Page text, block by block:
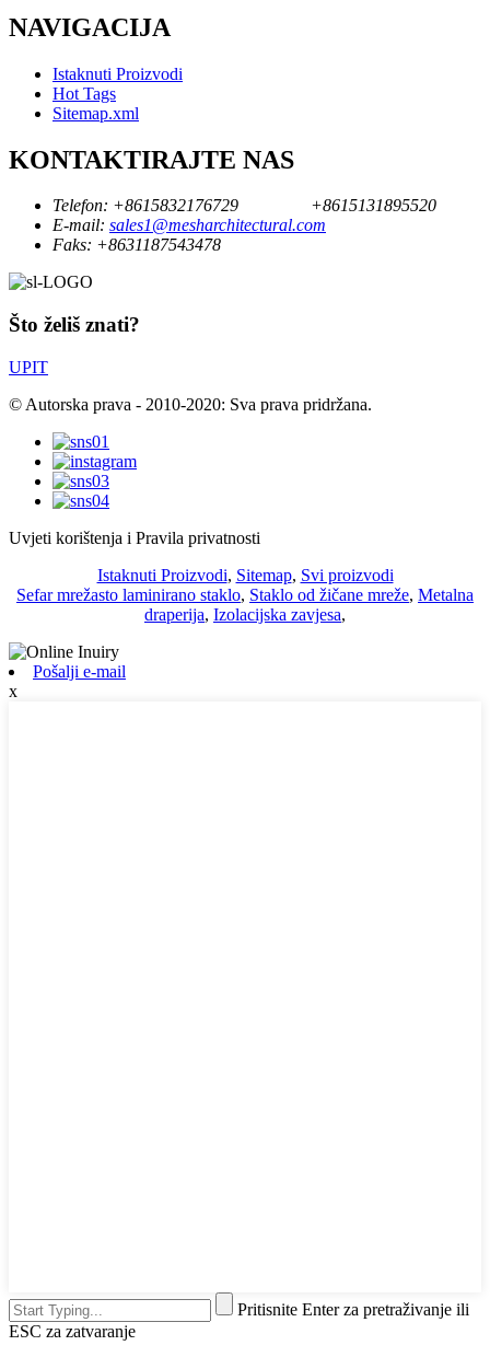
NAVIGACIJA
Istaknuti Proizvodi
Hot Tags
Sitemap.xml
KONTAKTIRAJTE NAS
Telefon: +8615832176729
+8615131895520
E-mail: sales1@mesharchitectural.com
Faks: +8631187543478
Što želiš znati?
UPIT
© Autorska prava - 2010-2020: Sva prava pridržana.
Uvjeti korištenja i Pravila privatnosti
Istaknuti Proizvodi, Sitemap, Svi proizvodi
Sefar mrežasto laminirano staklo, Staklo od žičane mreže, Metalna
draperija, Izolacijska zavjesa,
Pošalji e-mail
x
Pritisnite Enter za pretraživanje ili
ESC za zatvaranje